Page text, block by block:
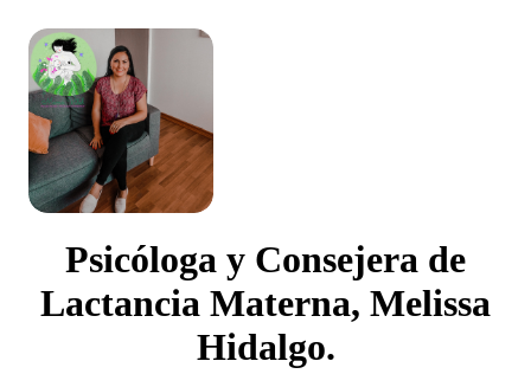
Psicóloga y Consejera de
Lactancia Materna, Melissa
Hidalgo.